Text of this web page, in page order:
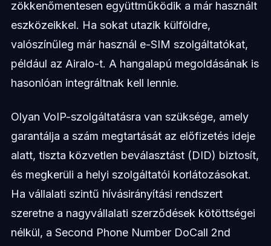
zökkenőmentesen együttműködik a már használt
eszközeikkel. Ha sokat utazik külföldre,
valószínűleg már használ e-SIM szolgáltatókat,
például az Airalo-t. A hangalapú megoldásának is
hasonlóan integráltnak kell lennie.
Olyan VoIP-szolgáltatásra van szüksége, amely
garantálja a szám megtartását az előfizetés ideje
alatt, tiszta közvetlen beválasztást (DID) biztosít,
és megkerüli a helyi szolgáltatói korlátozásokat.
Ha vállalati szintű hívásirányítási rendszert
szeretne a nagyvállalati szerződések kötöttségei
nélkül, a Second Phone Number DoCall 2nd